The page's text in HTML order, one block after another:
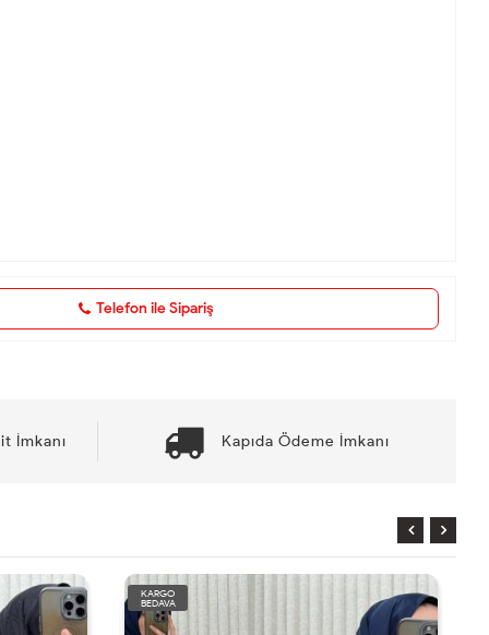
Telefon ile Sipariş
İmkanı Kapıda Ödeme İmkanı
KARGO
BEDAVA